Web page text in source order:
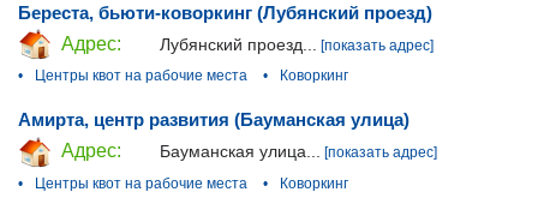
Береста, бьюти-коворкинг (Лубянский проезд)
Адрес:
Лубянский проезд...
[показать адрес]
•
Центры квот на рабочие места • Коворкинг
Амирта, центр развития (Бауманская улица)
Адрес:
Бауманская улица... [показать адрес]
•
Центры квот на рабочие места • Коворкинг